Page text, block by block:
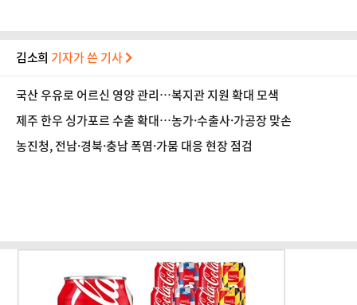
김소희 기자가 쓴 기사
국산 우유로 어르신 영양 관리…복지관 지원 확대 모색
제주 한우 싱가포르 수출 확대…농가·수출사·가공장 맞손
농진청, 전남·경북·충남 폭염·가뭄 대응 현장 점검